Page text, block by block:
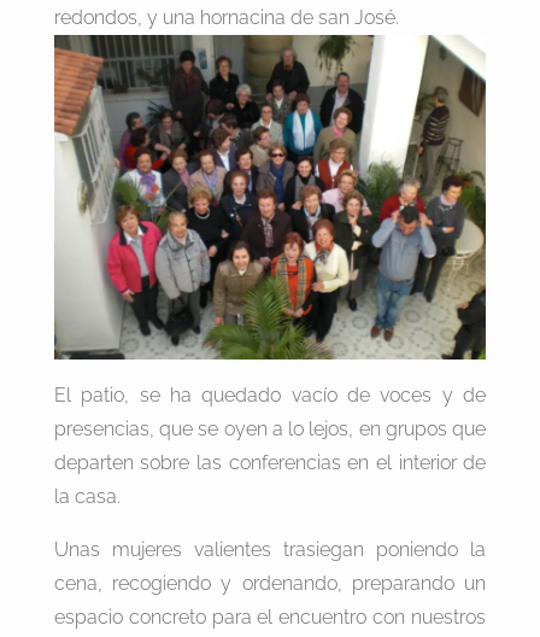
redondos, y una hornacina de san José.
El patio, se ha quedado vacío de voces y de
presencias, que se oyen a lo lejos, en grupos que
departen sobre las conferencias en el interior de
la casa.
Unas mujeres valientes trasiegan poniendo la
cena, recogiendo y ordenando, preparando un
espacio concreto para el encuentro con nuestros